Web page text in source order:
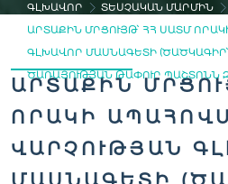
ԳԼԽԱՎՈՐ ՏԵՍՉԱԿԱՆ ՄԱՐՄԻՆ
ԱՐՏԱՔԻՆ ՄՐՑՈՒՅԹ՝ ՀՀ ՍԱՏՄ
ԳԼԽԱՎՈՐ ՄԱՍՆԱԳԵՏԻ (ԾԱԾԿԱԳԻՐ՝
ԾԱՌԱՅՈՒԹՅԱՆ ԹԱՓՈՒՐ ՊԱՇՏՈՆՆ
ԱՐՏԱՔԻՆ
ՈՐԱԿԻ
ՎԱՐՉՈՒԹՅԱՆ